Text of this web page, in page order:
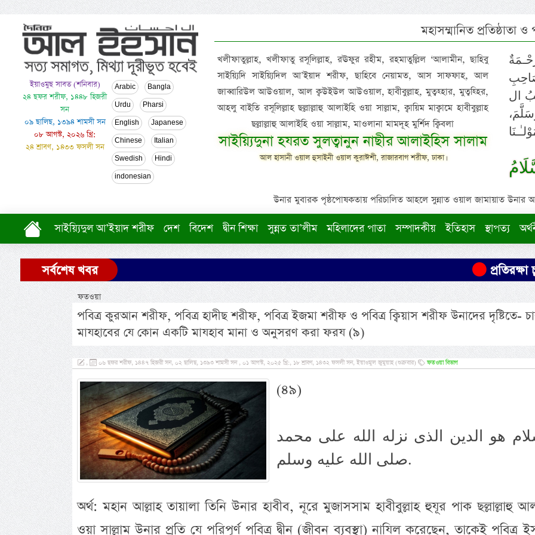
ইয়াওমুছ সাবত (শনিবার)
২৪ ছফর শরীফ, ১৪৪৮ হিজরী
সন
০৯ ছালিছ, ১৩৯৪ শামসী সন
০৮ আগস্ট, ২০২৬ খ্রি:
২৪ শ্রাবণ, ১৪৩৩ ফসলী সন
Arabic Bangla
Urdu Pharsi
English Japanese
Chinese Italian
Swedish Hindi
indonesian
মহাসম্মানিত প্রতিষ্ঠাতা
খলীফাতুল্লাহ, খলীফাতু রসূলিল্লাহ, রঊফুর রহীম, রহমাতুল্লিল ‘আলামীন, ছাহিবু
সাইয়্যিদি সাইয়্যিদিল আ’ইয়াদ শরীফ, ছাহিবে নেয়ামত, আস সাফফাহ, আল
জাব্বারিউল আউওয়াল, আল ক্বউইউল আউওয়াল, হাবীবুল্লাহ, মুত্বহ্হার, মুত্বহ্হির,
আহলু বাইতি রসূলিল্লাহ ছল্লাল্লাহু আলাইহি ওয়া সাল্লাম, ক্বায়িম মাক্বামে হাবীবুল্লাহ
ছল্লাল্লাহু আলাইহি ওয়া সাল্লাম, মাওলানা মামদূহ মুর্শিদ ক্বিবলা
সাইয়্যিদুনা হযরত সুলত্বানুন নাছীর আলাইহিস সালাম
আল হাসানী ওয়াল হুসাইনী ওয়াল কুরাঈশী, রাজারবাগ শরীফ, ঢাকা।
ال
উনার মুবারক পৃষ্ঠপোষকতায় পরিচালিত আহলে সুন্নাত ওয়াল জামায়াত উনার
সাইয়্যিদুল আ’ইয়াদ শরীফ দেশ বিদেশ দ্বীন শিক্ষা সুন্নত তা’লীম মহিলাদের পাতা সম্পাদকীয় ইতিহাস স্থাপত্য
সর্বশেষ খবর প্রতিরক্ষা চুক্তিতে
ফতওয়া
পবিত্র কুরআন শরীফ, পবিত্র হাদীছ শরীফ, পবিত্র ইজমা শরীফ ও পবিত্র ক্বিয়াস শরীফ উনাদের দৃষ্টিতে-
মাযহাবের যে কোন একটি মাযহাব মানা ও অনুসরণ করা ফরয (৯)
, ০৬ ছফর শরীফ, ১৪৪৭ হিজরী সন, ০২ ছালিছ, ১৩৯৩ শামসী সন , ০১ আগস্ট, ২০২৫ খ্রি:, ১৮ শ্রাবণ, ১৪৩২ ফসলী সন, ইয়াওমুল জুমুয়াহ (শুক্রবার) ফতওয়া বিভাগ
(৪৯)
هو الدين الذى نزله الله على محمد
صلى الله عليه وسلم.
অর্থ: মহান আল্লাহ তায়ালা তিনি উনার হাবীব, নূরে মুজাসসাম হাবীবুল্লাহ হুযূর পাক ছল্লাল্লাহু
ওয়া সাল্লাম উনার প্রতি যে পরিপূর্ণ পবিত্র দ্বীন (জীবন ব্যবস্থা) নাযিল করেছেন, তাকেই পবিত্র